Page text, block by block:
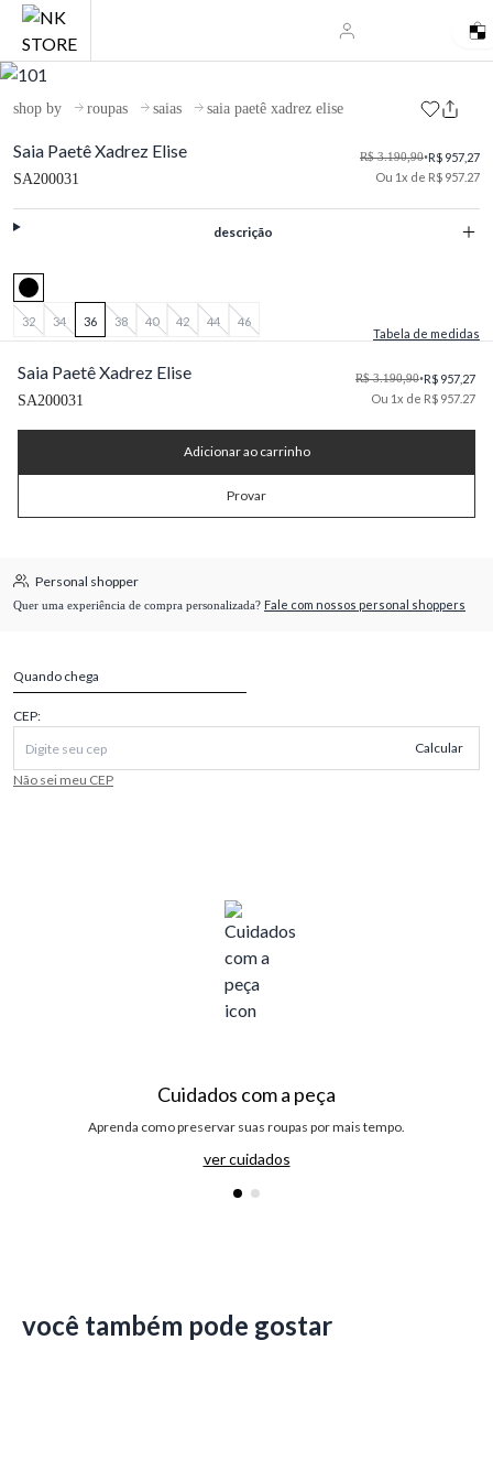
shop by roupas saias saia paetê xadrez elise
Saia Paetê Xadrez Elise
SA200031
R$ 3.190,90•R$ 957,27
Ou 1x de R$ 957.27
descrição
32 34 36 38 40 42 44
46
Tabela de medidas
Saia Paetê Xadrez Elise
SA200031
R$ 3.190,90•R$ 957,27
Ou 1x de R$ 957.27
Adicionar ao carrinho
Provar
Personal shopper
Quer uma experiência de compra personalizada? Fale com nossos personal shoppers
Quando chega
CEP:
Calcular
Não sei meu CEP
Cuidados com a peça
Aprenda como preservar suas roupas por mais tempo.
ver cuidados
você também pode gostar